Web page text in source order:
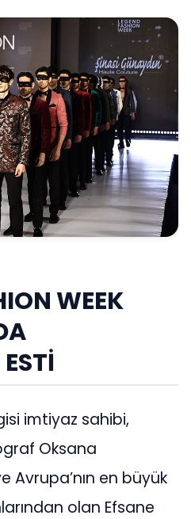
WEEK
imtiyaz sahibi,
Oksana
Avrupa’nın en büyük
olan Efsane